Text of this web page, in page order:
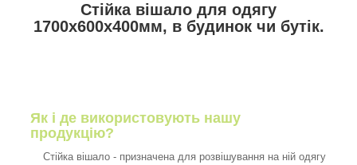
Стійка вішало для одягу
1700х600х400мм, в будинок чи бутік.
Як і де використовують нашу
продукцію?
Стійка вішало - призначена для розвішування на ній одягу